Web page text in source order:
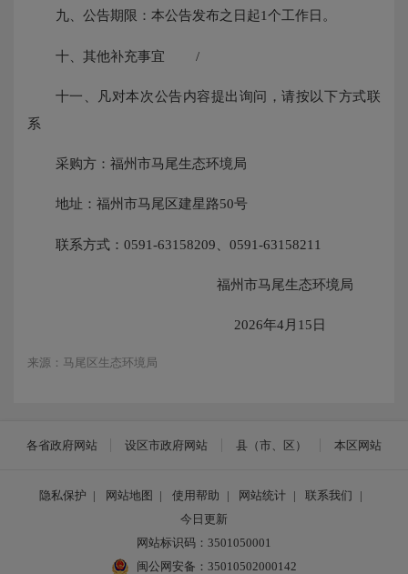
九、公告期限：本公告发布之日起1个工作日。
十、其他补充事宜 /
十一、凡对本次公告内容提出询问，请按以下方式联
系
采购方：福州市马尾生态环境局
地址：福州市马尾区建星路50号
联系方式：0591-63158209、0591-63158211
福州市马尾生态环境局
2026年4月15日
来源：马尾区生态环境局
各省政府网站 设区市政府网站 县（市、区） 本区网站
隐私保护 | 网站地图 | 使用帮助 | 网站统计 | 联系我们
|
今日更新
网站标识码：3501050001
闽公网安备：35010502000142